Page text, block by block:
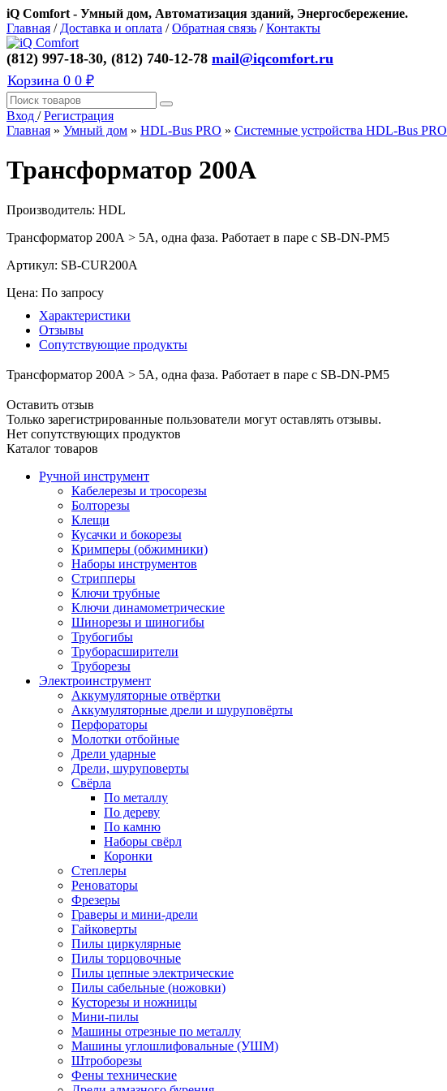
iQ Comfort - Умный дом, Автоматизация зданий, Энергосбережение.
Главная / Доставка и оплата /Обратная связь /Контакты
(812) 997-18-30, (812) 740-12-78 mail@iqcomfort.ru
Корзина 0 0 ₽
Вход /Регистрация
Главная » Умный дом » HDL-Bus PRO » Системные устройства HDL-Bus PRO
Трансформатор 200А
Производитель: HDL
Трансформатор 200А > 5А, одна фаза. Работает в паре с SB-DN-PM5
Артикул: SB-CUR200A
Цена: По запросу
Характеристики
Отзывы
Сопутствующие продукты
Трансформатор 200А > 5А, одна фаза. Работает в паре с SB-DN-PM5
Оставить отзыв
Только зарегистрированные пользователи могут оставлять отзывы.
Нет сопутствующих продуктов
Каталог товаров
Ручной инструмент
Кабелерезы и тросорезы
Болторезы
Клещи
Кусачки и бокорезы
Кримперы (обжимники)
Наборы инструментов
Стрипперы
Ключи трубные
Ключи динамометрические
Шинорезы и шиногибы
Трубогибы
Труборасширители
Труборезы
Электроинструмент
Аккумуляторные отвёртки
Аккумуляторные дрели и шуруповёрты
Перфораторы
Молотки отбойные
Дрели ударные
Дрели, шуруповерты
Свёрла
По металлу
По дереву
По камню
Наборы свёрл
Коронки
Степлеры
Реноваторы
Фрезеры
Граверы и мини-дрели
Гайковерты
Пилы циркулярные
Пилы торцовочные
Пилы цепные электрические
Пилы сабельные (ножовки)
Кусторезы и ножницы
Мини-пилы
Машины отрезные по металлу
Машины углошлифовальные (УШМ)
Штроборезы
Фены технические